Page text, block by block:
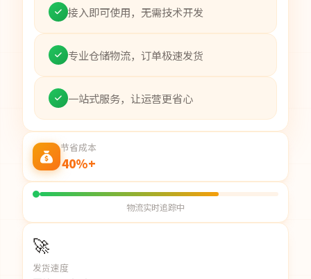
接入即可使用，无需技术开发
专业仓储物流，订单极速发货
一站式服务，让运营更省心
节省成本
40%+
物流实时追踪中
🚀
发货速度